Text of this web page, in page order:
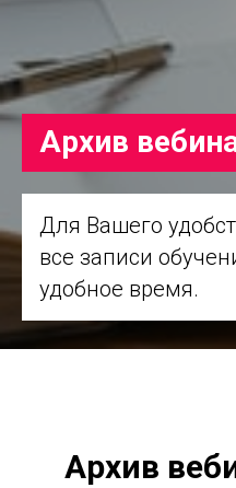
Архив
Для Вашего
все записи
удобное время.
Архив